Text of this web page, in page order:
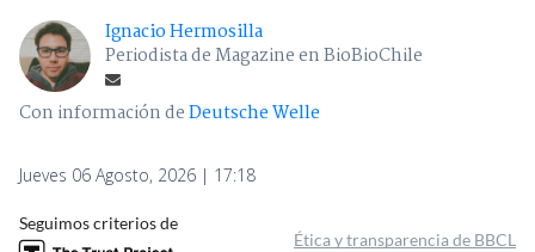
Ignacio Hermosilla
Periodista de Magazine en BioBioChile
Con información deDeutsche Welle
Jueves 06 Agosto, 2026 | 17:18
Seguimos criterios de
Ética y transparencia de BBCL